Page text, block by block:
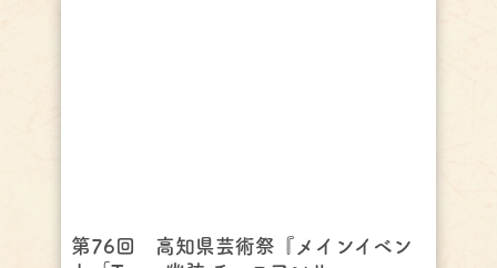
第76回 高知県芸術祭『メインイベン